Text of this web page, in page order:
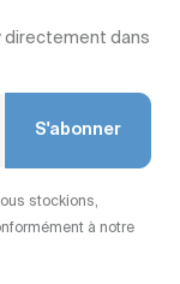
directement dans
S'abonner
stockions,
à notre